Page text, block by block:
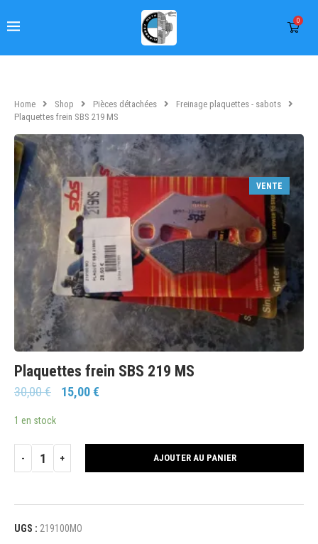
0
Home Shop Pièces détachées
Freinage plaquettes - sabots
Plaquettes frein SBS 219 MS
VENTE
Plaquettes frein SBS 219 MS
30,00€ 15,00€
1 en stock
AJOUTER AU PANIER
UGS : 219100MO